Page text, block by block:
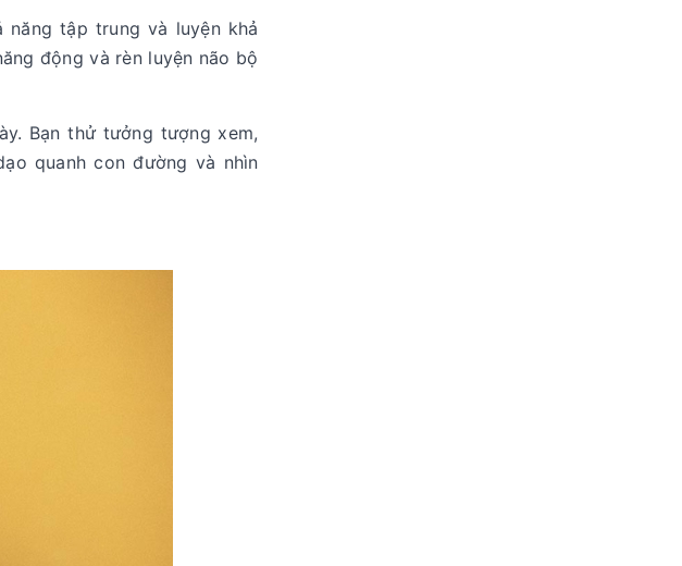
tập trung và luyện khả
động và rèn luyện não bộ
Bạn thử tưởng tượng xem,
quanh con đường và nhìn